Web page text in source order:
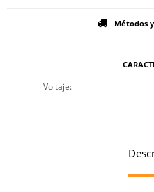
Métodos
Voltaje